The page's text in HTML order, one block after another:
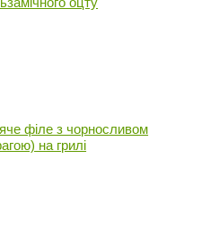
філе з чорносливом
на грилі